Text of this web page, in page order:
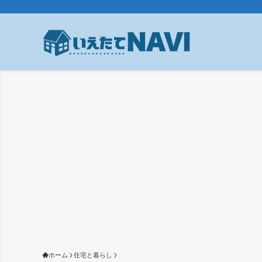
ホーム 住宅と暮らし